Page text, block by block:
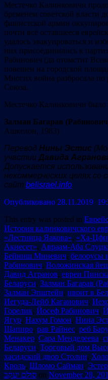
Местечко Калинковичи
бременем советской власти
фашистской армии
почти всё оставшееся
удалось эвакуироваться и
них присоединились к
Рабинович (да отомстит
повешен на городской
Многих война разбросала
Союза.
Местечко Калинковичи
Залман Багарав
Ашкелон, 1983)
Перевод Нины Эстис
участии Давида
Допускается
некоммерческих целях со
сайт belisrael.info
Опубликовано 28.11.2019
This entry was posted in
История калинковичского
«Лестница Яакова», «Ха-
Акнесет», Авраам-Аба
Бейниш Миневич, белорусы
Рабинович, Воложинская
Давид Агранов, евреи
Беларуси, Залман Багарав
Залман Эпштейн, иврит в
Иегуда-Лейб Каганович,
Горелик, Йосеф Рабинович,
Ягур, Нахум Гомон, Нина
Шапиро, рав Райнес, реб
Менакер, Сара Менделеева,
Беларуси, Торговый дом
хасидский двор Столин,
Кроль, Шломо Сайман,
סולם יעקב on November 28,